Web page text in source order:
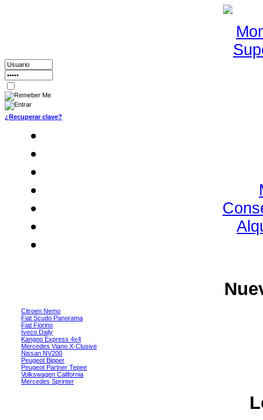
¿Recuperar clave?
Citroen Nemo
Fiat Scudo Panorama
Fiat Fiorino
Iveco Daily
Kangoo Express 4x4
Mercedes Viano X-Clusive
Nissan NV200
Peugeot Bipper
Peugeot Partner Tepee
Volkswagen California
Mercedes Sprinter